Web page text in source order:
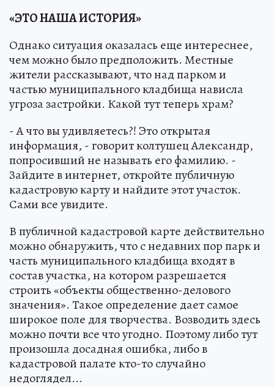
«ЭТО НАША ИСТОРИЯ»
Однако ситуация оказалась еще интереснее,
чем можно было предположить. Местные
жители рассказывают, что над парком и
частью муниципального кладбища нависла
угроза застройки. Какой тут теперь храм?
- А что вы удивляетесь?! Это открытая
информация, - говорит колтушец Александр,
попросивший не называть его фамилию. -
Зайдите в интернет, откройте публичную
кадастровую карту и найдите этот участок.
Сами все увидите.
В публичной кадастровой карте действительно
можно обнаружить, что с недавних пор парк и
часть муниципального кладбища входят в
состав участка, на котором разрешается
строить «объекты общественно-делового
значения». Такое определение дает самое
широкое поле для творчества. Возводить здесь
можно почти все что угодно. Поэтому либо тут
произошла досадная ошибка, либо в
кадастровой палате кто-то случайно
недоглядел...